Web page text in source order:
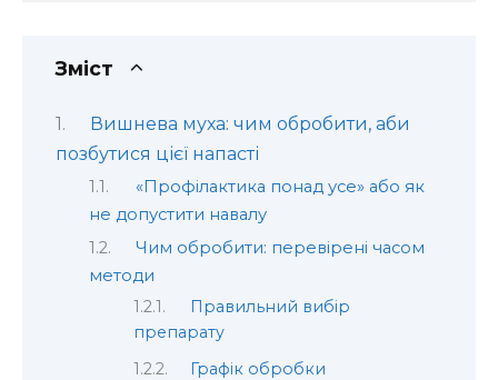
Зміст
Вишнева муха: чим обробити, аби
позбутися цієї напасті
«Профілактика понад усе» або як
не допустити навалу
Чим обробити: перевірені часом
методи
Правильний вибір
препарату
Графік обробки